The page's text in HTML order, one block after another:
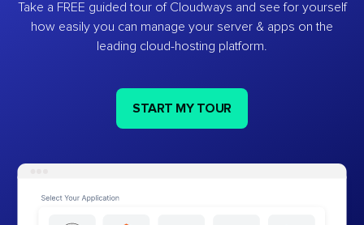
Take a FREE guided tour of Cloudways and see for yourself
how easily you can manage your server & apps on the
leading cloud-hosting platform.
START MY TOUR